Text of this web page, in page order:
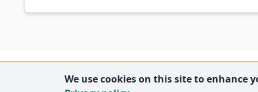
We use cookies on this site to enhance